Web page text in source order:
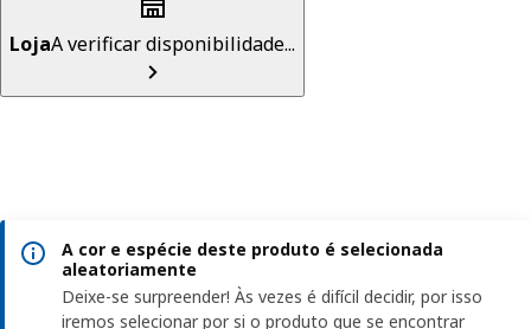
LojaA verificar disponibilidade...
A cor e espécie deste produto é selecionada
aleatoriamente
Deixe-se surpreender! Às vezes é difícil decidir, por isso
iremos selecionar por si o produto que se encontrar